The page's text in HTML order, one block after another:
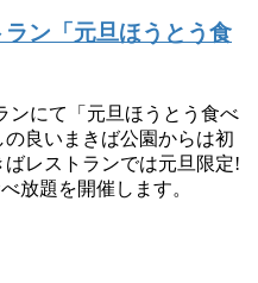
ラン「元旦ほうとう食
にて「元旦ほうとう食べ
良いまきば公園からは初
レストランでは元旦限定!
べ放題を開催します。